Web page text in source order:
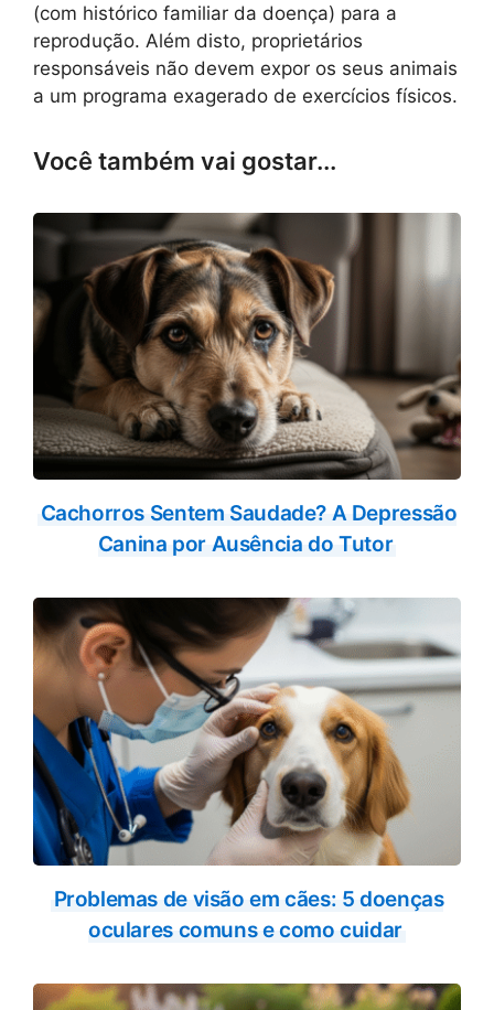
(com histórico familiar da doença) para a
reprodução. Além disto, proprietários
responsáveis não devem expor os seus animais
a um programa exagerado de exercícios físicos.
Você também vai gostar...
Cachorros Sentem Saudade? A Depressão
Canina por Ausência do Tutor
Problemas de visão em cães: 5 doenças
oculares comuns e como cuidar